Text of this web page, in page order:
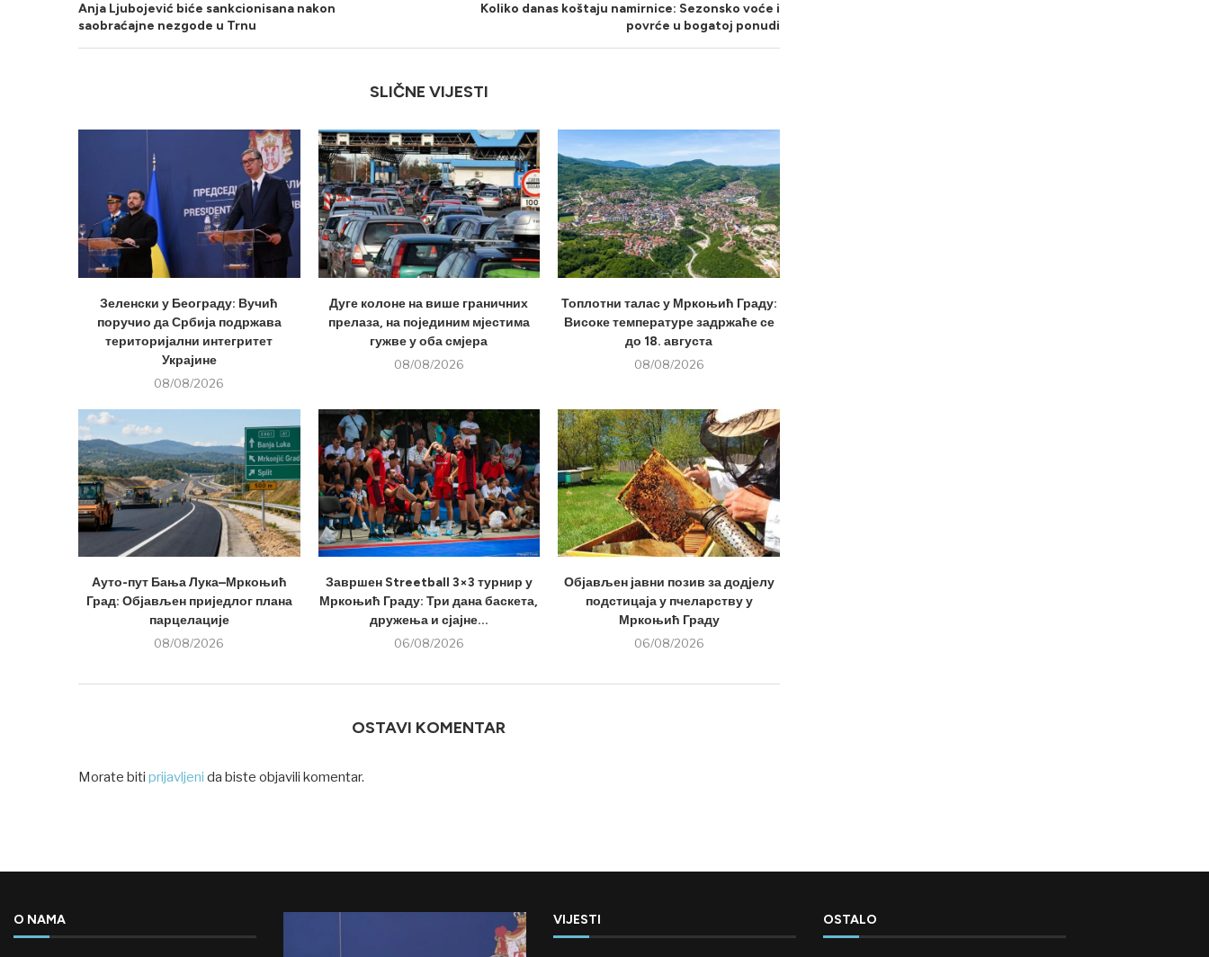
Anja Ljubojević biće sankcionisana nakon
saobraćajne nezgode u Trnu
Koliko danas koštaju namirnice: Sezonsko voće i
povrće u bogatoj ponudi
SLIČNE VIJESTI
Зеленски у Београду: Вучић
поручио да Србија подржава
територијални интегритет
Украјине
08/08/2026
Дуге колоне на више граничних
прелаза, на појединим мјестима
гужве у оба смјера
08/08/2026
Топлотни талас у Мркоњић Граду:
Високе температуре задржаће се
до 18. августа
08/08/2026
Ауто-пут Бања Лука–Мркоњић
Град: Објављен приједлог плана
парцелације
08/08/2026
Завршен Streetball 3×3 турнир у
Мркоњић Граду: Три дана баскета,
дружења и сјајне...
06/08/2026
Објављен јавни позив за додјелу
подстицаја у пчеларству у
Мркоњић Граду
06/08/2026
OSTAVI KOMENTAR
Morate biti prijavljeni da biste objavili komentar.
O NAMA VIJESTI OSTALO